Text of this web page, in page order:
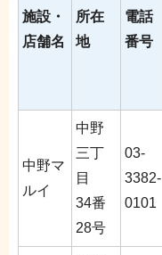
施設・
店舗名
所在
地
電話
番号
中野マ
ルイ
中野
三丁
目
34番
28号
03-
3382-
0101